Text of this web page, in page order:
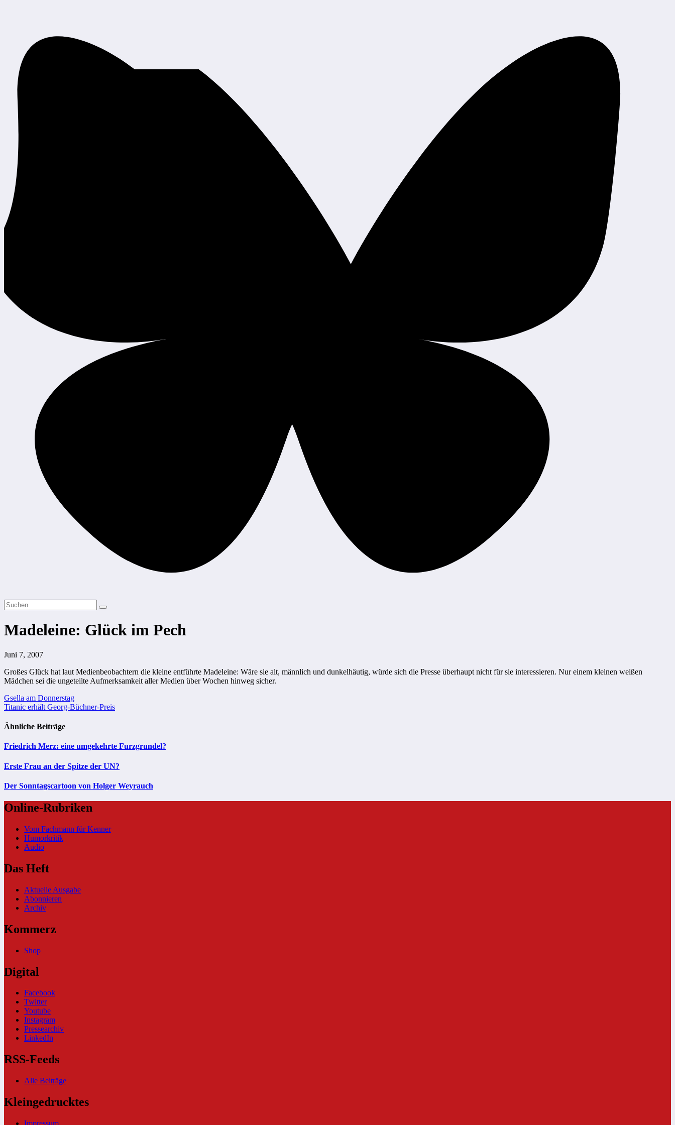
Madeleine: Glück im Pech
Juni 7, 2007
Großes Glück hat laut Medienbeobachtern die kleine entführte Madeleine: Wäre sie alt, männlich und dunkelhäutig, würde sich die Presse überhaupt nicht für sie interessieren. Nur einem kleinen weißen
Mädchen sei die ungeteilte Aufmerksamkeit aller Medien über Wochen hinweg sicher.
Beitragsnavigation
Gsella am Donnerstag
Titanic erhält Georg-Büchner-Preis
Ähnliche Beiträge
Friedrich Merz: eine umgekehrte Furzgrundel?
Erste Frau an der Spitze der UN?
Der Sonntagscartoon von Holger Weyrauch
Online-Rubriken
Vom Fachmann für Kenner
Humorkritik
Audio
Das Heft
Aktuelle Ausgabe
Abonnieren
Archiv
Kommerz
Shop
Digital
Facebook
Twitter
Youtube
Instagram
Pressearchiv
LinkedIn
RSS-Feeds
Alle Beiträge
Kleingedrucktes
Impressum